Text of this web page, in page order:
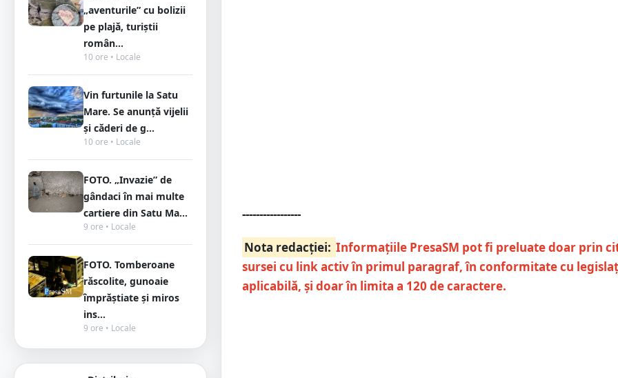
„aventurile” cu bolizii
pe plajă, turiștii
român...
10 ore • Locale
Vin furtunile la Satu
Mare. Se anunță vijelii
și căderi de g...
10 ore • Locale
FOTO. „Invazie” de
gândaci în mai multe
cartiere din Satu Ma...
9 ore • Locale
FOTO. Tomberoane
răscolite, gunoaie
împrăștiate și miros
ins...
9 ore • Locale
-----------------
Nota redacției: Informațiile PresaSM pot fi preluate doar prin
sursei cu link activ în primul paragraf, în conformitate cu
aplicabilă, și doar în limita a 120 de caractere.